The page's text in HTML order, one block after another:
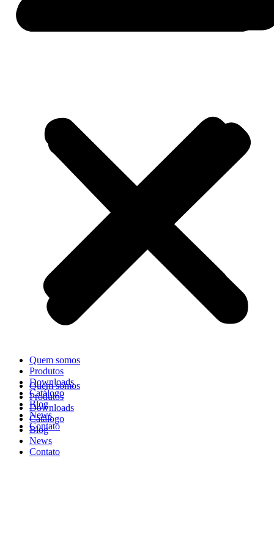
Quem somos
Produtos
Downloads
Catálogo
Blog
News
Contato
Quem somos
Produtos
Downloads
Catálogo
Blog
News
Contato